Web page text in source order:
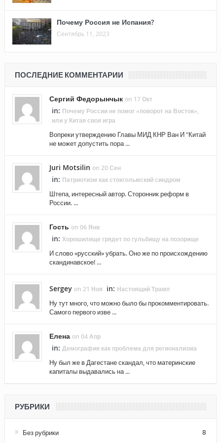
Почему Россия не Испания?
Сентябрь 11, 2023
ПОСЛЕДНИЕ КОММЕНТАРИИ
Сергий Федорынчык on 17 Окт
in: Почему России не помог «поворот на Восток»,
или у Китая своя игра
Вопреки утверждению Главы МИД КНР Ван И "Китай
не может допустить пора ...
Juri Motsilin on 20 Сен
in: Патриотизм как стокгольмский синдром
Штепа, интересный автор. Сторонник реформ в
России. ...
Гость on 06 Янв
in: Хорошилище грядет по гульбищу на позорище
И слово «русский» убрать. Оно же по происхождению
скандинавское! ...
Sergey on 21 Ноя in: Настоящий Трамп
Ну тут много, что можно было бы прокомментировать.
Самого первого изве ...
Елена on 04 Апр
in: Демография как проблема для регионализма
Ну был же в Дагестане скандал, что материнские
капиталы выдавались на ...
РУБРИКИ
Без рубрики 8